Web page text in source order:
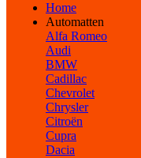
Home
Automatten
Alfa Romeo
Audi
BMW
Cadillac
Chevrolet
Chrysler
Citroën
Cupra
Dacia